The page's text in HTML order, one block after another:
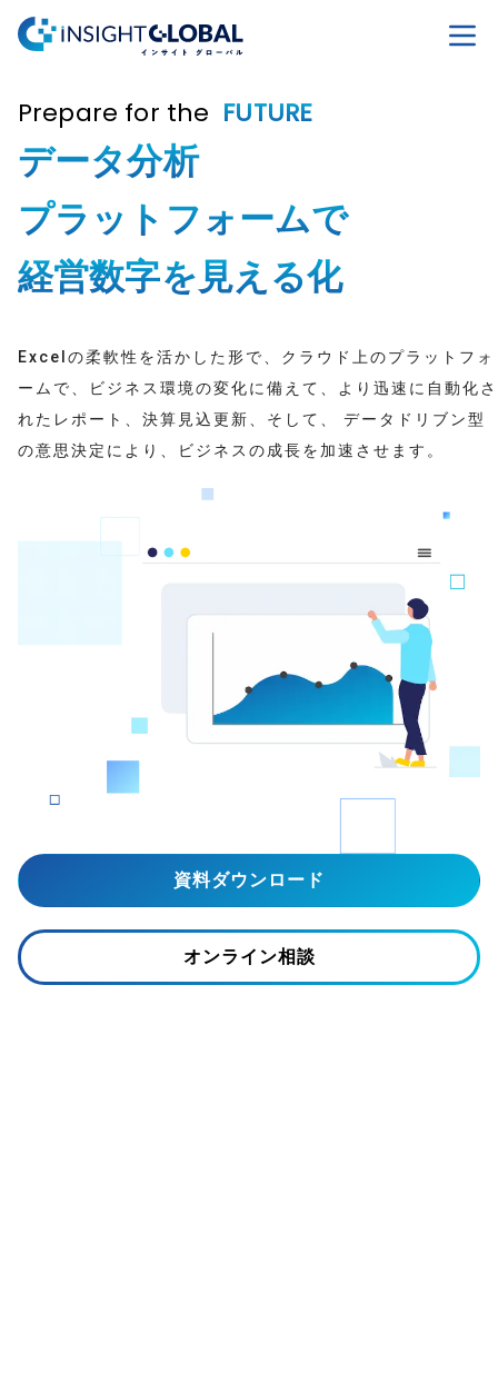
Prepare for the FUTURE
データ分析
プラットフォームで
経営数字を見える化
Excelの柔軟性を活かした形で、クラウド上のプラットフォ
ームで、ビジネス環境の変化に備えて、より迅速に自動化さ
れたレポート、決算見込更新、そして、 データドリブン型
の意思決定により、ビジネスの成長を加速させます。
資料ダウンロード
オンライン相談